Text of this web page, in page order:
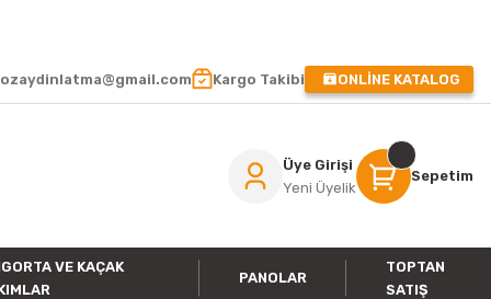
Kargo Takibi ONLİNE KATALOG
Üye Girişi
Yeni Üyelik
Sepetim
VE KAÇAK
PANOLAR
TOPTAN
SATIŞ